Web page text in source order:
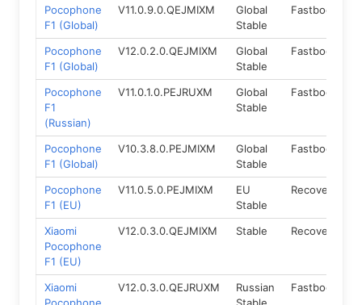
Pocophone
F1 (Global)
V11.0.9.0.QEJMIXM
Global
Stable
Fastboot
Pocophone
F1 (Global)
V12.0.2.0.QEJMIXM
Global
Stable
Fastboot
Pocophone
F1
(Russian)
V11.0.1.0.PEJRUXM
Global
Stable
Fastboot
Pocophone
F1 (Global)
V10.3.8.0.PEJMIXM
Global
Stable
Fastboot
Pocophone
F1 (EU)
V11.0.5.0.PEJMIXM
EU
Stable
Recovery
Xiaomi
Pocophone
F1 (EU)
V12.0.3.0.QEJMIXM Stable Recovery
Xiaomi
V12.0.3.0.QEJRUXM
Russian
Fastboot